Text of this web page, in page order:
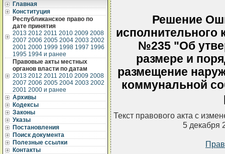
Главная
Конституция
Республиканское право по
дате принятия
2013 2012 2011 2010 2009 2008
2007 2006 2005 2004 2003 2002
2001 2000 1999 1998 1997 1996
1995 1994 и ранее
Правовые акты местных
органов власти по датам
2013 2012 2011 2010 2009 2008
2007 2006 2005 2004 2003 2002
2001 2000 и ранее
Архивы
Кодексы
Законы
Указы
Постановления
Поиск документа
Полезные ссылки
Контакты
Решение
исполнительного
№235 "Об
размере и
размещение
коммунальной
Текст правового акта с
5 декабря